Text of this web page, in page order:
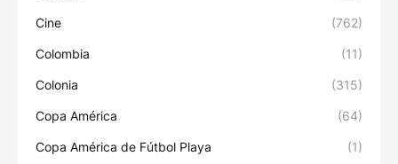
Cine (762)
Colombia (11)
Colonia (315)
Copa América (64)
Copa América de Fútbol Playa (1)